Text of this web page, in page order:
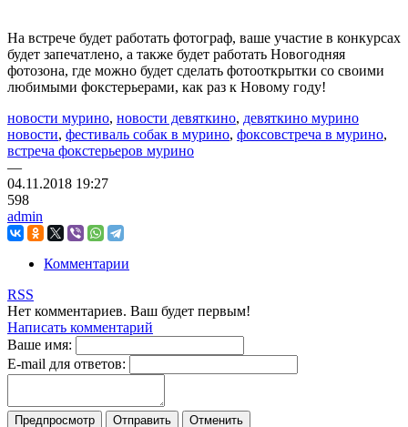
На встрече будет работать фотограф, ваше участие в конкурсах
будет запечатлено, а также будет работать Новогодняя
фотозона, где можно будет сделать фотооткрытки со своими
любимыми фокстерьерами, как раз к Новому году!
новости мурино, новости девяткино, девяткино мурино
новости, фестиваль собак в мурино, фоксовстреча в мурино,
встреча фокстерьеров мурино
—
04.11.2018 19:27
598
admin
Комментарии
RSS
Нет комментариев. Ваш будет первым!
Написать комментарий
Ваше имя:
E-mail для ответов: